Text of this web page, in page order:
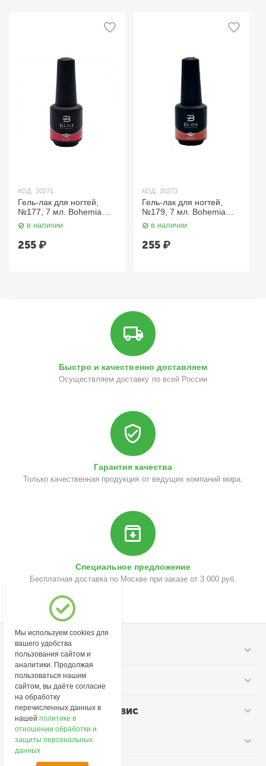
для ногтей,
мл. Bohemia
Гель-лак для ногтей,
№179, 7 мл. Bohemia
Professional
№172, 7
Быстро и качественно доставляем
Осуществляем доставку по всей России
Гарантия качества
Только качественная продукция от ведущих компаний мира.
Специальное предложение
Бесплатная доставка по Москве при заказе от 3 000 руб.
Моя учетная запись
Информация
Покупательский сервис
Контакты
Мы используем cookies для
вашего удобства
пользования сайтом и
аналитики. Продолжая
пользоваться нашим
сайтом, вы даёте согласие
на обработку
перечисленных данных в
нашейполитике в
отношении обработки и
защиты персональных
данных